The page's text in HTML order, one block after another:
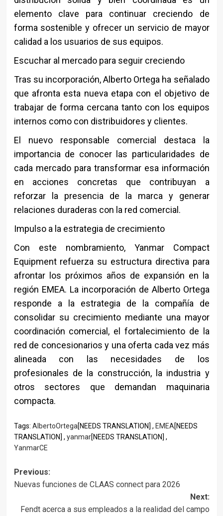
elemento clave para continuar creciendo de
forma sostenible y ofrecer un servicio de mayor
calidad a los usuarios de sus equipos.
Escuchar al mercado para seguir creciendo
Tras su incorporación, Alberto Ortega ha señalado
que afronta esta nueva etapa con el objetivo de
trabajar de forma cercana tanto con los equipos
internos como con distribuidores y clientes.
El nuevo responsable comercial destaca la
importancia de conocer las particularidades de
cada mercado para transformar esa información
en acciones concretas que contribuyan a
reforzar la presencia de la marca y generar
relaciones duraderas con la red comercial.
Impulso a la estrategia de crecimiento
Con este nombramiento, Yanmar Compact
Equipment refuerza su estructura directiva para
afrontar los próximos años de expansión en la
región EMEA. La incorporación de Alberto Ortega
responde a la estrategia de la compañía de
consolidar su crecimiento mediante una mayor
coordinación comercial, el fortalecimiento de la
red de concesionarios y una oferta cada vez más
alineada con las necesidades de los
profesionales de la construcción, la industria y
otros sectores que demandan maquinaria
compacta.
Tags: AlbertoOrtega[NEEDS TRANSLATION] , EMEA[NEEDS
TRANSLATION] , yanmar[NEEDS TRANSLATION] ,
YanmarCE
Post
Previous:
Nuevas funciones de CLAAS connect para 2026
Next:
Fendt acerca a sus empleados a la realidad del campo